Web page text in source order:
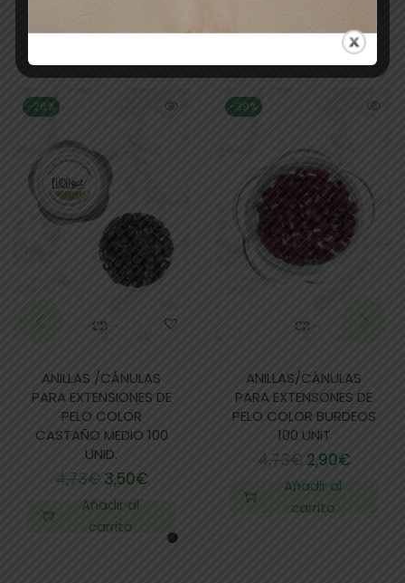
Productos relacionados
-26%
ANILLAS /CÁNULAS
PARA EXTENSIONES DE
PELO COLOR
CASTAÑO MEDIO 100
UNID.
4,73€ 3,50€
Añadir al
carrito
-39%
ANILLAS/CÁNULAS
PARA EXTENSONES DE
PELO COLOR BURDEOS
100 UNIT
4,73€ 2,90€
Añadir al
carrito